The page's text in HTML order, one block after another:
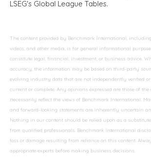
LSEG's Global League Tables.
The content provided by Benchmark International, including
videos, and other media, is for general informational
constitute legal, financial, investment, or business advice.
accuracy, the information may be based on third-party
evolving industry data that are not independently verified
current or complete. Any opinions expressed are those of
necessarily reflect the views of Benchmark International.
and forward-looking statements are inherently uncertain
Nothing in our content should be relied upon as a
from qualified professionals. Benchmark International
loss or damage resulting from reliance on this content.
appropriate experts before making business decisions.